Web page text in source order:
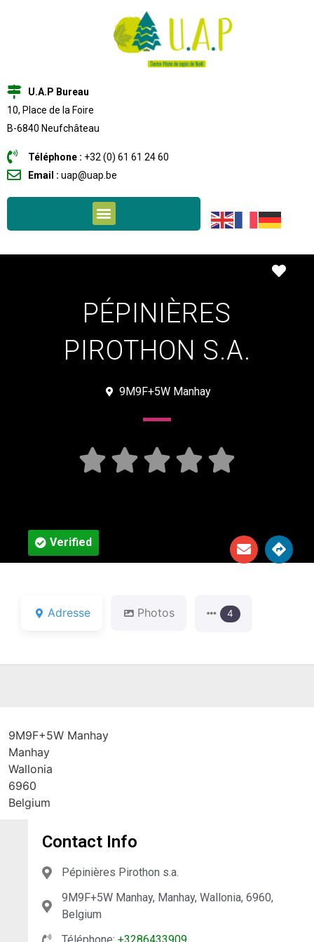
U.A.P Bureau
10, Place de la Foire
B-6840 Neufchâteau
Téléphone : +32 (0) 61 61 24 60
Email : uap@uap.be
PÉPINIÈRES
PIROTHON S.A.
9M9F+5W Manhay
    
Verified
Adresse Photos 4
9M9F+5W Manhay
Manhay
Wallonia
6960
Belgium
Contact Info
Pépinières Pirothon s.a.
9M9F+5W Manhay, Manhay, Wallonia, 6960,
Belgium